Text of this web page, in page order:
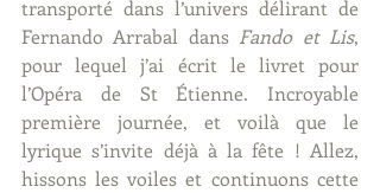
transporté dans l’univers délirant de
Fernando Arrabal dans Fando et Lis,
pour lequel j’ai écrit le livret pour
l’Opéra de St Étienne. Incroyable
première journée, et voilà que le
lyrique s’invite déjà à la fête ! Allez,
hissons les voiles et continuons cette